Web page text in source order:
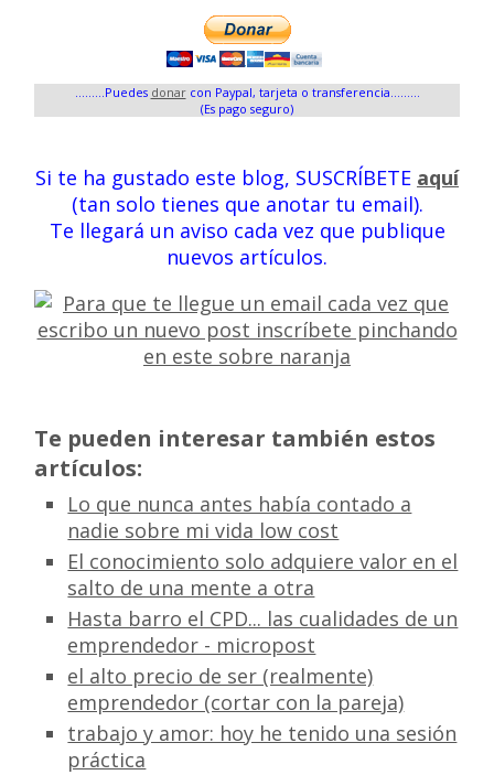
.........Puedes donarcon Paypal, tarjeta o transferencia.........
(Es pago seguro)
Si te ha gustado este blog, SUSCRÍBETE aquí
(tan solo tienes que anotar tu email).
Te llegará un aviso cada vez que publique
nuevos artículos.
Te pueden interesar también estos
artículos:
Lo que nunca antes había contado a
nadie sobre mi vida low cost
El conocimiento solo adquiere valor en el
salto de una mente a otra
Hasta barro el CPD... las cualidades de un
emprendedor - micropost
el alto precio de ser (realmente)
emprendedor (cortar con la pareja)
trabajo y amor: hoy he tenido una sesión
práctica